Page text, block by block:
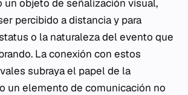
un objeto de señalización visual,
percibido a distancia y para
o la naturaleza del evento que
La conexión con estos
subraya el papel de la
un elemento de comunicación no